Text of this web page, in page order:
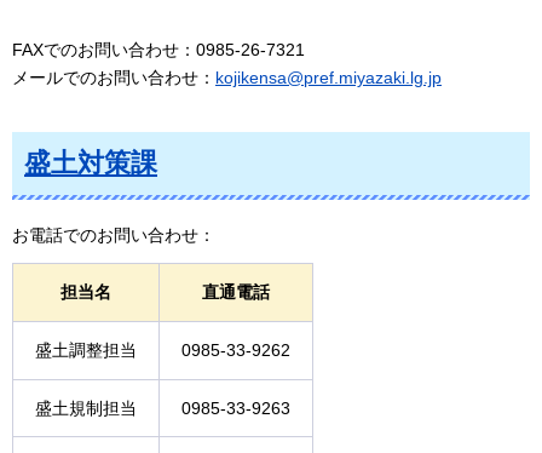
FAXでのお問い合わせ：0985-26-7321
メールでのお問い合わせ： kojikensa@pref.miyazaki.lg.jp
盛土対策課
お電話でのお問い合わせ：
担当名 直通電話
盛土調整担当 0985-33-9262
盛土規制担当 0985-33-9263